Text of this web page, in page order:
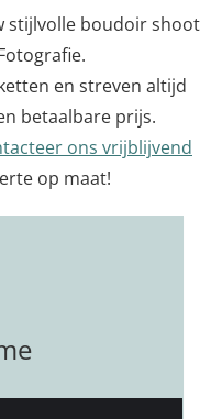
stijlvolle boudoir shoot
en streven altijd
betaalbare prijs.
ons vrijblijvend
op maat!